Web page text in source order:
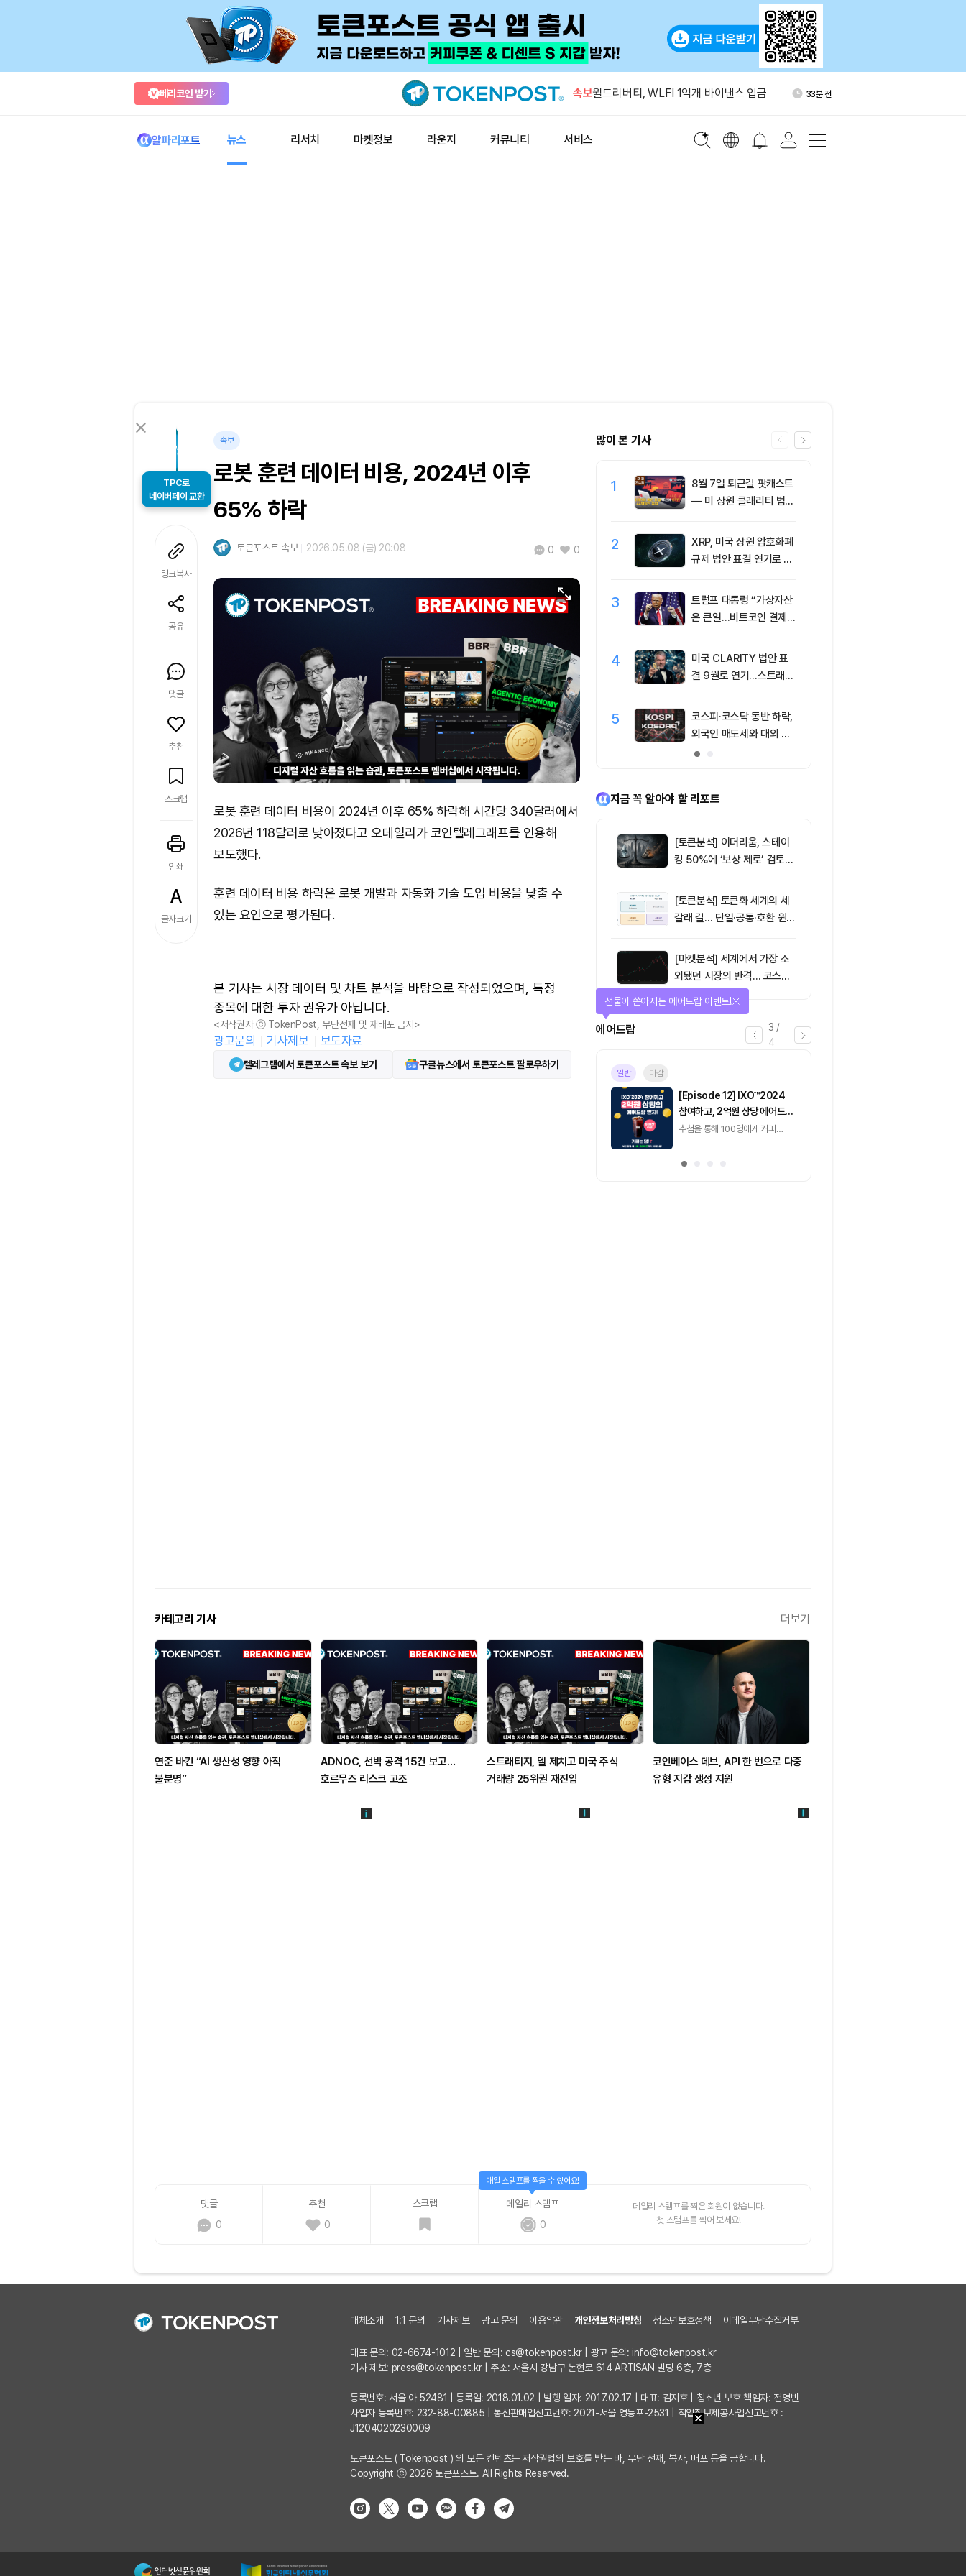
베리코인 받기 속보
씨티, 3분기 브렌트유 전망 배럴당 80달
1시간 전
월드리버티, WLFI 1억개 바이낸스 입금 33분 전
알파리포트 뉴스 리서치 마켓정보 라운지 커뮤니티 서비스
TPC로
네이버페이 교환
링크복사
공유
댓글
추천
스크랩
인쇄
글자크기
속보
로봇 훈련 데이터 비용, 2024년 이후
65% 하락
토큰포스트 속보 2026.05.08 (금) 20:08 0 0
로봇 훈련 데이터 비용이 2024년 이후 65% 하락해 시간당 340달러에서
2026년 118달러로 낮아졌다고 오데일리가 코인텔레그래프를 인용해
보도했다.
훈련 데이터 비용 하락은 로봇 개발과 자동화 기술 도입 비용을 낮출 수
있는 요인으로 평가된다.
본 기사는 시장 데이터 및 차트 분석을 바탕으로 작성되었으며, 특정
종목에 대한 투자 권유가 아닙니다.
<저작권자 ⓒ TokenPost, 무단전재 및 재배포 금지>
광고문의 기사제보 보도자료
텔레그램에서 토큰포스트 속보 보기 구글뉴스에서 토큰포스트 팔로우하기
많이 본 기사
1
8월 7일 퇴근길 팟캐스트
— 미 상원 클래리티 법안
F 3일 연속 유입
2
XRP, 미국 상원 암호화폐
규제 법안 표결 연기로 급
3
트럼프 대통령 “가상자산
은 큰일…비트코인 결제
4
미국 CLARITY 법안 표
결 9월로 연기…스트래티
5
코스피·코스닥 동반 하락,
외국인 매도세와 대외 불
안 영향
지금 꼭 알아야 할 리포트
[토큰분석] 이더리움, 스테이
킹 50%에 ‘보상 제로’ 검토…
역행인가
[토큰분석] 토큰화 세계의 세
갈래 길… 단일·공통·호환 원장
명
[마켓분석] 세계에서 가장 소
외됐던 시장의 반격… 코스피
4 /
4
퀴즈
퀴즈풀고 선물 받자!
진행중
[토큰포스트] 기사 퀴즈
658회차
2026.08.07 (금) ~
카테고리 기사 더보기
연준 바킨 “AI 생산성 영향 아직
불분명”
ADNOC, 선박 공격 15건 보고…
호르무즈 리스크 고조
스트래티지, 델 제치고 미국 주식
거래량 25위권 재진입
코인베이스 데브, API 한 번으로 다중
유형 지갑 생성 지원
댓글
0
추천
0
스크랩
데일리 스탬프
0
매일 스탬프를 찍을 수 있어요!
데일리 스탬프를 찍은 회원이 없습니다.
첫 스탬프를 찍어 보세요!
매체소개 1:1 문의 기사제보 광고 문의 이용약관 개인정보처리방침 청소년보호정책 이메일무단수집거부
대표 문의: 02-6674-1012 | 일반 문의: cs@tokenpost.kr| 광고 문의:info@tokenpost.kr
기사 제보: press@tokenpost.kr| 주소: 서울시 강남구 논현로 614 ARTISAN 빌딩 6층, 7층
등록번호: 서울 아 52481 | 등록일: 2018.01.02 | 발행 일자: 2017.02.17 | 대표: 김지호 | 청소년 보호 책임자: 전영빈
사업자 등록번호: 232-88-00885 | 통신판매업신고번호: 2021-서울 영등포-2531 | 직업정보제공사업신고번호 :
J1204020230009
토큰포스트 ( Tokenpost ) 의 모든 컨텐츠는 저작권법의 보호를 받는 바, 무단 전재, 복사, 배포 등을 금합니다.
Copyright ⓒ 2026 토큰포스트. All Rights Reserved.